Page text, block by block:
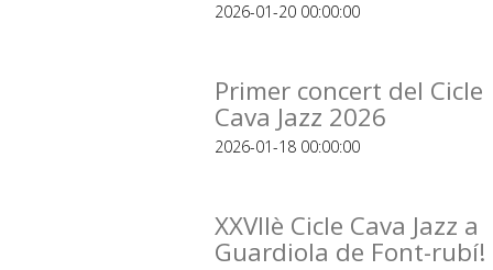
2026-01-20 00:00:00
Primer concert del Cicle
Cava Jazz 2026
2026-01-18 00:00:00
XXVIIè Cicle Cava Jazz a
Guardiola de Font-rubí!